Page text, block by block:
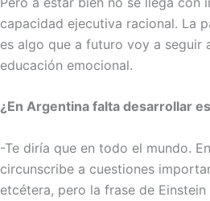
capacidad ejecutiva racional. La
es algo que a futuro voy a seguir
educación emocional.
¿En Argentina falta desarrollar
-Te diría que en todo el mundo.
circunscribe a cuestiones
etcétera, pero la frase de